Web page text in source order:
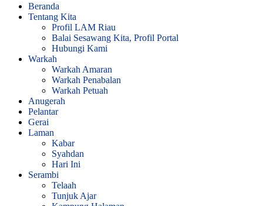
Beranda
Tentang Kita
Profil LAM Riau
Balai Sesawang Kita, Profil Portal
Hubungi Kami
Warkah
Warkah Amaran
Warkah Penabalan
Warkah Petuah
Anugerah
Pelantar
Gerai
Laman
Kabar
Syahdan
Hari Ini
Serambi
Telaah
Tunjuk Ajar